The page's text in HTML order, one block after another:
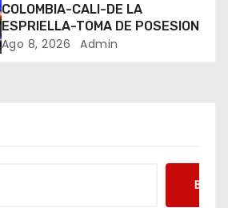
COLOMBIA-CALI-DE LA
ESPRIELLA-TOMA DE POSESION
Ago 8, 2026 Admin